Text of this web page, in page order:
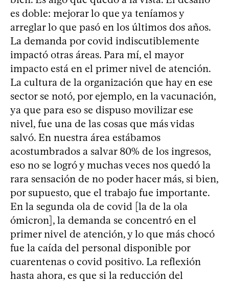
es doble: mejorar lo que ya teníamos y
arreglar lo que pasó en los últimos dos años.
La demanda por covid indiscutiblemente
impactó otras áreas. Para mí, el mayor
impacto está en el primer nivel de atención.
La cultura de la organización que hay en ese
sector se notó, por ejemplo, en la vacunación,
ya que para eso se dispuso movilizar ese
nivel, fue una de las cosas que más vidas
salvó. En nuestra área estábamos
acostumbrados a salvar 80% de los ingresos,
eso no se logró y muchas veces nos quedó la
rara sensación de no poder hacer más, si bien,
por supuesto, que el trabajo fue importante.
En la segunda ola de covid [la de la ola
ómicron], la demanda se concentró en el
primer nivel de atención, y lo que más chocó
fue la caída del personal disponible por
cuarentenas o covid positivo. La reflexión
hasta ahora, es que si la reducción del